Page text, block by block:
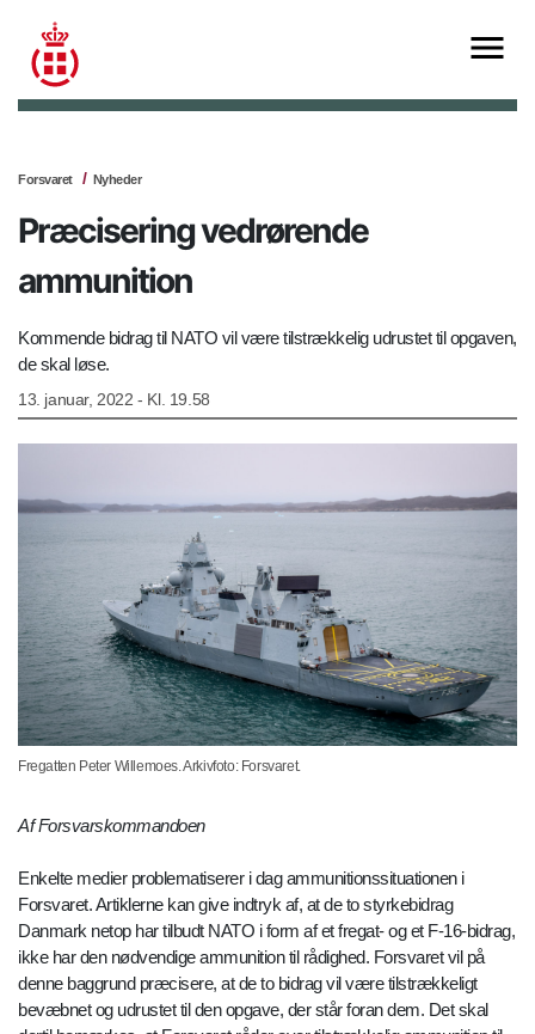
Forsvaret Nyheder
Præcisering vedrørende
ammunition
Kommende bidrag til NATO vil være tilstrækkelig udrustet til opgaven,
de skal løse.
13. januar, 2022 - Kl. 19.58
Fregatten Peter Willemoes. Arkivfoto: Forsvaret.
Af Forsvarskommandoen
Enkelte medier problematiserer i dag ammunitionssituationen i
Forsvaret. Artiklerne kan give indtryk af, at de to styrkebidrag
Danmark netop har tilbudt NATO i form af et fregat- og et F-16-bidrag,
ikke har den nødvendige ammunition til rådighed. Forsvaret vil på
denne baggrund præcisere, at de to bidrag vil være tilstrækkeligt
bevæbnet og udrustet til den opgave, der står foran dem. Det skal